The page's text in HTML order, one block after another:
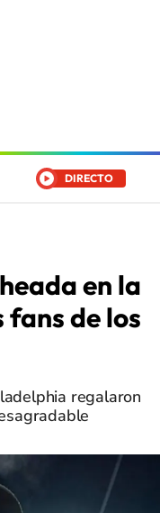
DIRECTO
en la
fans de los
regalaron